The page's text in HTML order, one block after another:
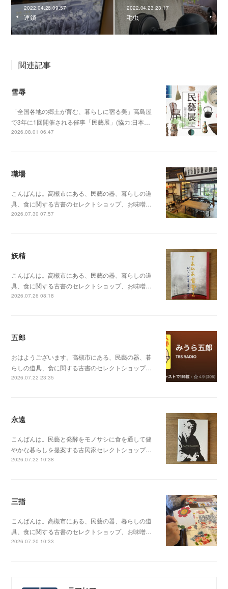
2022.04.26 09:57
連鎖
2022.04.23 23:17
毛虫
関連記事
雪辱
「全国各地の郷土が育む、暮らしに宿る美」高島屋
で3年に1回開催される催事「民藝展」(協力:日本…
2026.08.01 06:47
職場
こんばんは。高槻市にある、民藝の器、暮らしの道
具、食に関する古書のセレクトショップ、お味噌…
2026.07.30 07:57
妖精
こんばんは。高槻市にある、民藝の器、暮らしの道
具、食に関する古書のセレクトショップ、お味噌…
2026.07.26 08:18
五郎
おはようございます。高槻市にある、民藝の器、暮
らしの道具、食に関する古書のセレクトショップ…
2026.07.22 23:35
永遠
こんばんは。民藝と発酵をモノサシに食を通して健
やかな暮らしを提案する古民家セレクトショップ…
2026.07.22 10:38
三指
こんばんは。高槻市にある、民藝の器、暮らしの道
具、食に関する古書のセレクトショップ、お味噌…
2026.07.20 10:33